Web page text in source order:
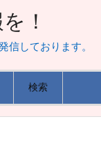
！
信しております。
検索